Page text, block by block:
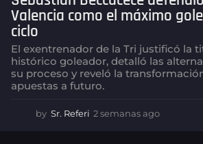
Valencia como el máximo
ciclo
El exentrenador de la Tri justificó la
histórico goleador, detalló las
su proceso y reveló la
apuestas a futuro.
by Sr. Referi 2 semanas ago